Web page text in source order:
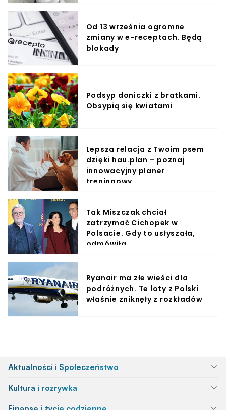
Od 13 września ogromne
zmiany w e-receptach. Będą
blokady
Podsyp doniczki z bratkami.
Obsypią się kwiatami
Lepsza relacja z Twoim psem
dzięki hau.plan – poznaj
innowacyjny planer
treningowy
Tak Miszczak chciał
zatrzymać Cichopek w
Polsacie. Gdy to usłyszała,
odmówiła
Ryanair ma złe wieści dla
podróżnych. Te loty z Polski
właśnie zniknęły z rozkładów
Aktualności i Społeczeństwo
Kultura i rozrywka